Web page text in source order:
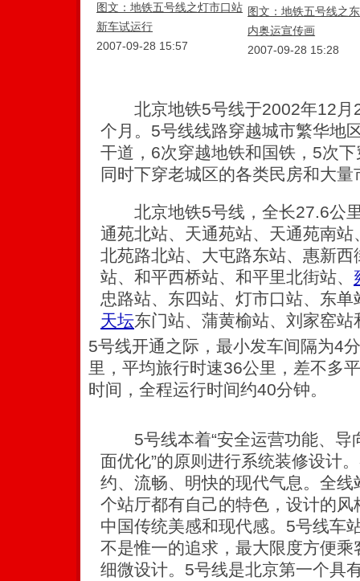
图文：地铁五号线之灯市口站
新车试运行
2007-09-28 15:57
图文：地铁五号线之
内奥运宣传画
2007-09-28 15:28
北京地铁5号线于2002年12月
个月。5号线线路穿越城市繁华地
干道，6次穿越地铁和国铁，5次
同时下穿老城区的各类民房和大量
北京地铁5号线，全长27.6公里
通苑北站、天通苑站、天通苑南
北苑路北站、大屯路东站、惠新
站、和平西桥站、和平里北街站、
忠路站、东四站、灯市口站、东
天坛东门站、蒲黄榆站、刘家窑
5号线开通之际，最小发车间隔为4
里，平均旅行时速36公里，差不多
时间，全程运行时间约40分钟。
5号线本着“安全运营功能、导
面优化”的原则进行系统装修设计
约、流畅、明快的现代气息。全
个站厅都有自己的特色，设计的
中国传统美感和现代感。5号线车
不是惟一的追求，最大限度方便
细微设计。5号线是北京第一个具